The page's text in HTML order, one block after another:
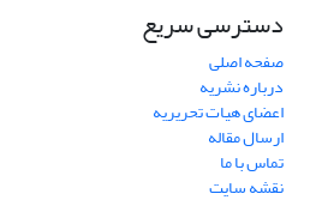
دسترسی سریع
صفحه اصلی
درباره نشریه
اعضای هیات تحریریه
ارسال مقاله
تماس با ما
نقشه سایت